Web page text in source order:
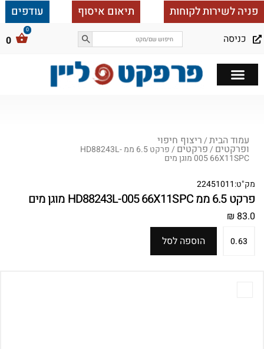
פניה לשירות לקוחות תיאום איסוף עודפים
0 כניסה
עמוד הבית/ריצוף חיפוי
ופרקטים /פרקטים / פרקט 6.5 ממ HD88243L-
005 66X11SPC מוגן מים
מק"ט:22451011
פרקט 6.5 ממ HD88243L-005 66X11SPC מוגן מים
₪ 83.0
הוספה לסל